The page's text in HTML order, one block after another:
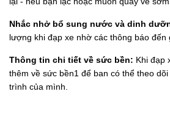
Nhắc nhở bổ sung nước và dinh
lượng khi đạp xe nhờ các thông báo đến
Thông tin chi tiết về sức bền: Khi đạp
thêm về sức bền1 để ban có thể theo
trình của mình.